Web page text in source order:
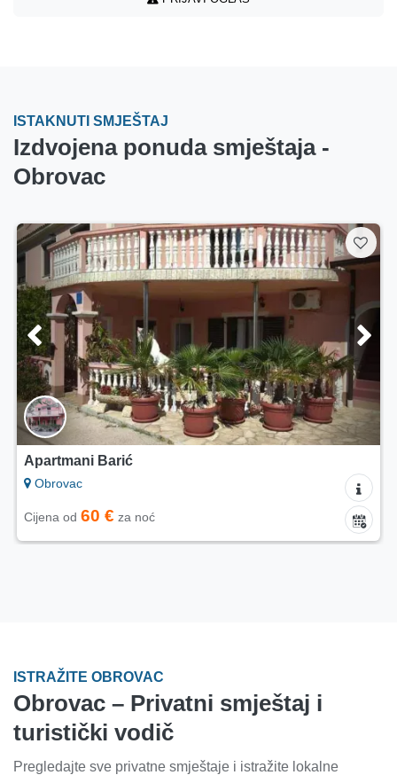
ISTAKNUTI SMJEŠTAJ
Izdvojena ponuda smještaja -
Obrovac
Apartmani Barić
Obrovac
Cijena od 60 € za noć
ISTRAŽITE OBROVAC
Obrovac – Privatni smještaj i
turistički vodič
Pregledajte sve privatne smještaje i istražite lokalne